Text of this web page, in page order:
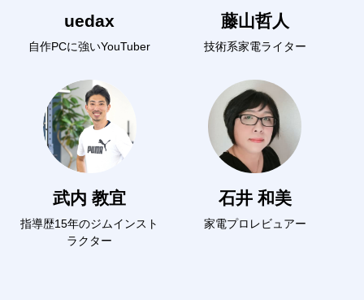
uedax
自作PCに強いYouTuber
藤山哲人
技術系家電ライター
武内 教宜
指導歴15年のジムインスト
ラクター
石井 和美
家電プロレビュアー